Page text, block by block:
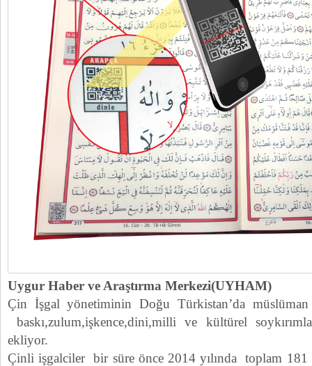
Uygur Haber ve Araştırma Merkezi(UYHAM)
Çin İşgal yönetiminin Doğu Türkistan’da
baskı,zulum,işkence,dini,milli ve kültürel
ekliyor.
Çinli işgalciler bir süre önce 2014 yılında toplam 181